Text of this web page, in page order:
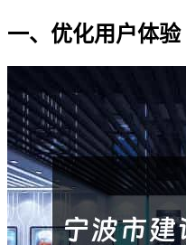
一、优化用户体验